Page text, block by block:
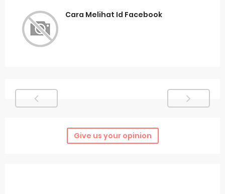
Cara Melihat Id Facebook
Give us your opinion